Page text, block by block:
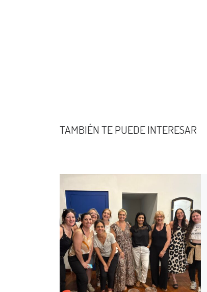
TAMBIÉN TE PUEDE INTERESAR